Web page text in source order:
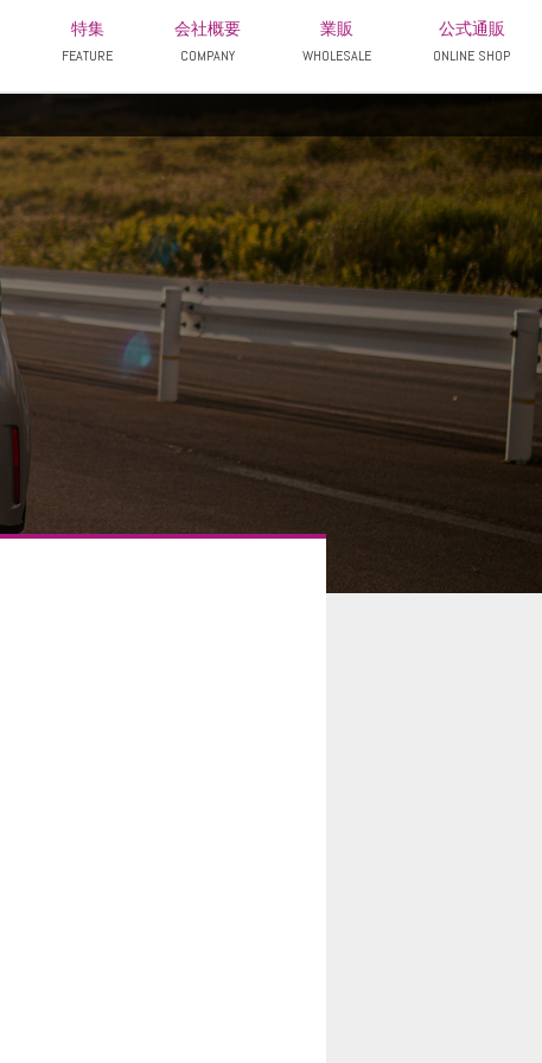
特集
FEATURE
会社概要
COMPANY
業販
WHOLESALE
公式通販
ONLINE SHOP